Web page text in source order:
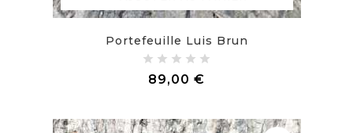
Portefeuille Luis Brun
89,00 €